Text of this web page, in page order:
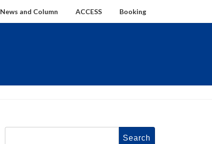
News and Column ACCESS Booking
Search